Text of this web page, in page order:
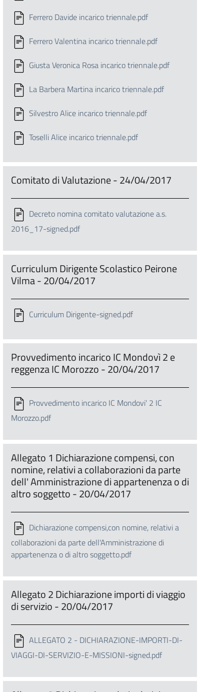
Ferrero Davide incarico triennale.pdf
Ferrero Valentina incarico triennale.pdf
Giusta Veronica Rosa incarico triennale.pdf
La Barbera Martina incarico triennale.pdf
Silvestro Alice incarico triennale.pdf
Toselli Alice incarico triennale.pdf
Comitato di Valutazione - 24/04/2017
Decreto nomina comitato valutazione a.s.
2016_17-signed.pdf
Curriculum Dirigente Scolastico Peirone
Vilma - 20/04/2017
Curriculum Dirigente-signed.pdf
Provvedimento incarico IC Mondovì 2 e
reggenza IC Morozzo - 20/04/2017
Provvedimento incarico IC Mondovi' 2 IC
Morozzo.pdf
Allegato 1 Dichiarazione compensi, con
nomine, relativi a collaborazioni da parte
dell' Amministrazione di appartenenza o di
altro soggetto - 20/04/2017
Dichiarazione compensi,con nomine, relativi a
collaborazioni da parte dell'Amministrazione di
appartenenza o di altro soggetto.pdf
Allegato 2 Dichiarazione importi di viaggio
di servizio - 20/04/2017
ALLEGATO 2 - DICHIARAZIONE-IMPORTI-DI-
VIAGGI-DI-SERVIZIO-E-MISSIONI-signed.pdf